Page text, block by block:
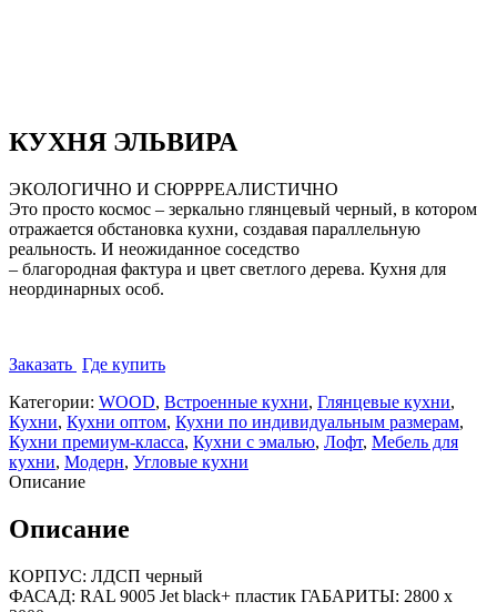
КУХНЯ ЭЛЬВИРА
ЭКОЛОГИЧНО И СЮРРРЕАЛИСТИЧНО
Это просто космос – зеркально глянцевый черный, в котором
отражается обстановка кухни, создавая параллельную
реальность. И неожиданное соседство
– благородная фактура и цвет светлого дерева. Кухня для
неординарных особ.
Заказать Где купить
Категории: WOOD, Встроенные кухни, Глянцевые кухни,
Кухни, Кухни оптом, Кухни по индивидуальным размерам,
Кухни премиум-класса, Кухни с эмалью, Лофт, Мебель для
кухни, Модерн, Угловые кухни
Описание
Описание
КОРПУС: ЛДСП черный
ФАСАД: RAL 9005 Jet black+ пластик ГАБАРИТЫ: 2800 х